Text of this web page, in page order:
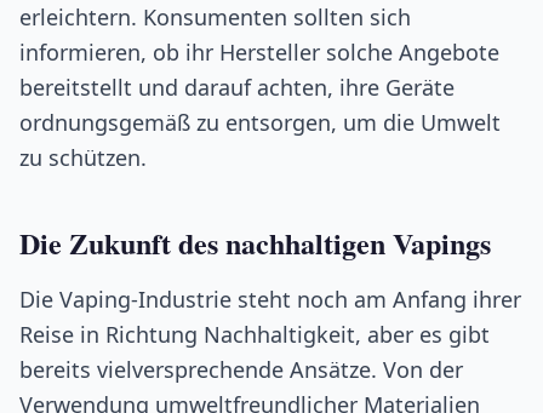
erleichtern. Konsumenten sollten sich
informieren, ob ihr Hersteller solche Angebote
bereitstellt und darauf achten, ihre Geräte
ordnungsgemäß zu entsorgen, um die Umwelt
zu schützen.
Die Zukunft des nachhaltigen Vapings
Die Vaping-Industrie steht noch am Anfang ihrer
Reise in Richtung Nachhaltigkeit, aber es gibt
bereits vielversprechende Ansätze. Von der
Verwendung umweltfreundlicher Materialien